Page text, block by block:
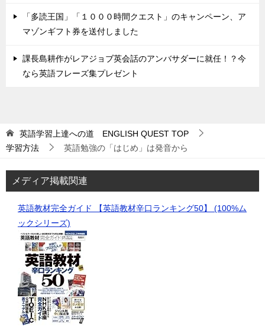
「多読王国」「１０００時間クエスト」のキャンペーン、ア
マゾンギフト券を送付しました
課長島耕作がレアジョブ英会話のアンバサダーに就任！？今
なら英語フレーズ集プレゼント
英語学習上達への道 ENGLISH QUEST TOP
学習方法
英語勉強の「はじめ」は発音から
メディア掲載関連
英語教材完全ガイド 【英語教材辛口ランキング50】 (100%ム
ックシリーズ)